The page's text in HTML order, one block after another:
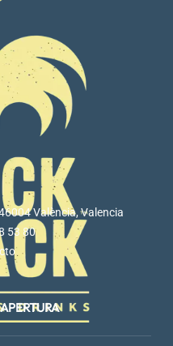
València, Valencia
53 80